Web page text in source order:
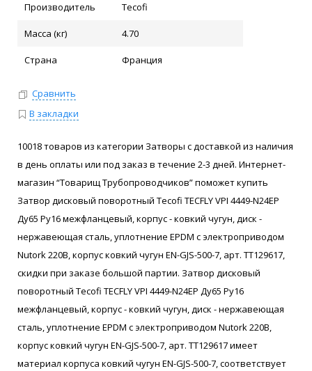
Производитель Tecofi
Масса (кг) 4.70
Страна Франция
Сравнить
В закладки
10018 товаров из категории Затворы с доставкой из наличия
в день оплаты или под заказ в течение 2-3 дней. Интернет-
магазин “Товарищ Трубопроводчиков” поможет купить
Затвор дисковый поворотный Tecofi TECFLY VPI 4449-N24EP
Ду65 Ру16 межфланцевый, корпус - ковкий чугун, диск -
нержавеющая сталь, уплотнение EPDM с электроприводом
Nutork 220В, корпус ковкий чугун EN-GJS-500-7, арт. ТТ129617,
скидки при заказе большой партии. Затвор дисковый
поворотный Tecofi TECFLY VPI 4449-N24EP Ду65 Ру16
межфланцевый, корпус - ковкий чугун, диск - нержавеющая
сталь, уплотнение EPDM с электроприводом Nutork 220В,
корпус ковкий чугун EN-GJS-500-7, арт. ТТ129617 имеет
материал корпуса ковкий чугун EN-GJS-500-7, соответствует